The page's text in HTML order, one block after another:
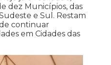
dez Municípios, das
e Sul. Restam
continuar
em Cidades das